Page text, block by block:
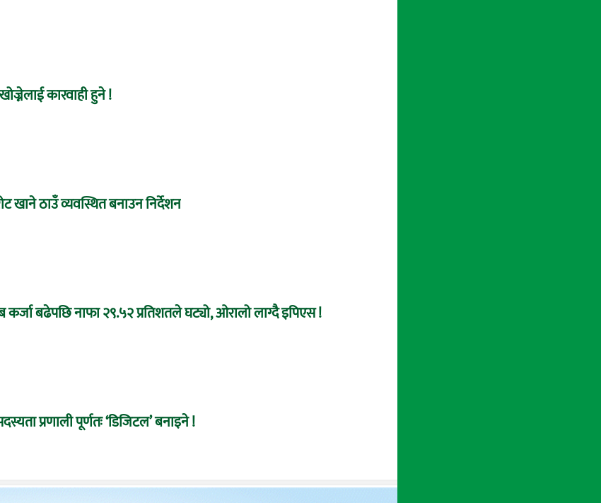
कारवाही हुने !
खाने ठाउँ व्यवस्थित बनाउन निर्देशन
कर्जा बढेपछि नाफा २९.५२ प्रतिशतले घट्यो, ओरालो लाग्दै इपिएस !
प्रणाली पूर्णतः ‘डिजिटल’ बनाइने !